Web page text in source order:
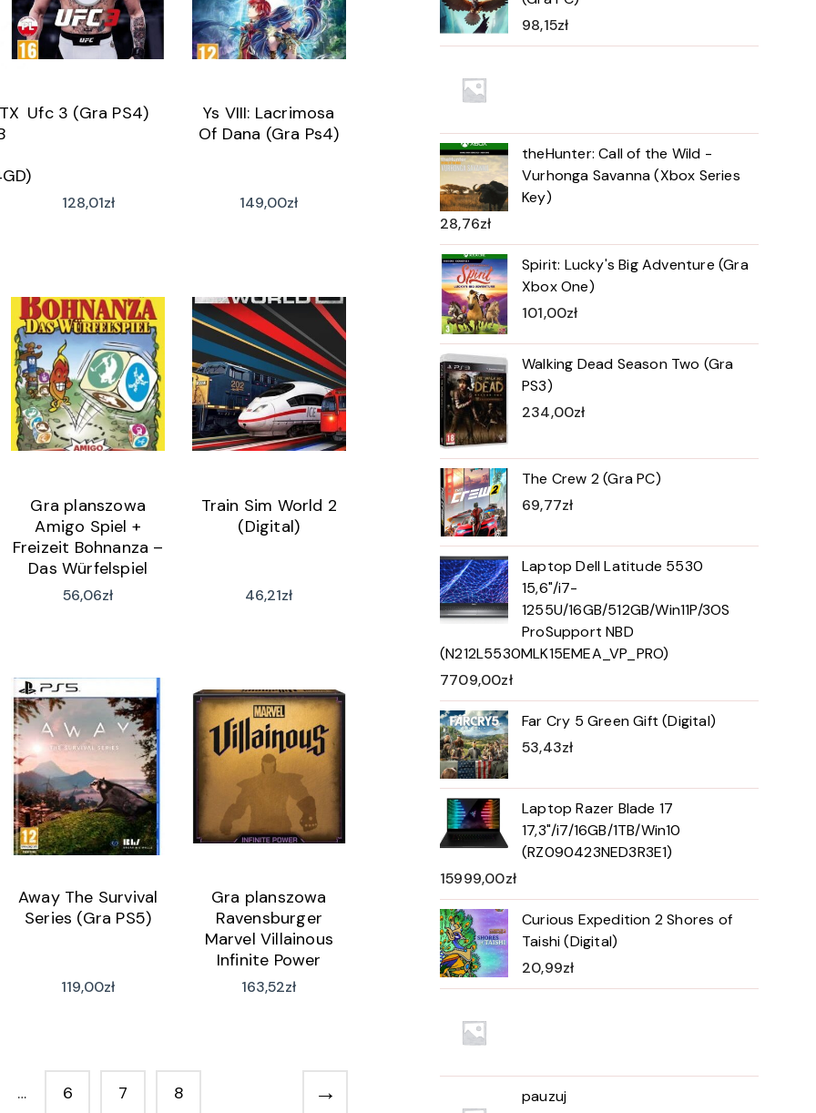
Ufc 3 (Gra PS4)
128,01zł
Ys VIII: Lacrimosa
Of Dana (Gra Ps4)
149,00zł
Gra planszowa
Amigo Spiel +
Freizeit Bohnanza –
Das Würfelspiel
(wersja niemiecka)
56,06zł
Train Sim World 2
(Digital)
46,21zł
Away The Survival
Series (Gra PS5)
119,00zł
Gra planszowa
Ravensburger
Marvel Villainous
Infinite Power
(wersja polska)
163,52zł
… 6 7 8 →
98,15zł
theHunter: Call of the Wild -
Vurhonga Savanna (Xbox Series
Key)
28,76zł
Spirit: Lucky's Big Adventure (Gra
Xbox One)
101,00zł
Walking Dead Season Two (Gra
PS3)
234,00zł
The Crew 2 (Gra PC)
69,77zł
Laptop Dell Latitude 5530
15,6"/i7-
1255U/16GB/512GB/Win11P/3OS
ProSupport NBD
(N212L5530MLK15EMEA_VP_PRO)
7709,00zł
Far Cry 5 Green Gift (Digital)
53,43zł
Laptop Razer Blade 17
17,3"/i7/16GB/1TB/Win10
(RZ090423NED3R3E1)
15999,00zł
Curious Expedition 2 Shores of
Taishi (Digital)
20,99zł
pauzuj